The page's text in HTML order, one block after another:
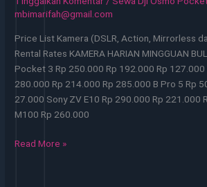
iPhone
di
Jakarta
50
Ribu
mbimarifah@gmail.com
Price List Kamera (DSLR, Action, Mirrorless
Rental Rates KAMERA HARIAN MINGGUAN
Pocket 3 Rp 250.000 Rp 192.000 Rp 127.000
280.000 Rp 214.000 Rp 285.000 B Pro 5 Rp
27.000 Sony ZV E10 Rp 290.000 Rp 221.000
M100 Rp 260.000
Sewa
Read More »